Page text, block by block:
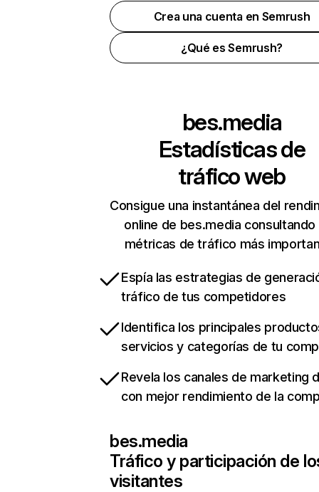
Crea una cuenta en Semrush
¿Qué es Semrush?
bes.media
Estadísticas de
tráfico web
Consigue una instantánea del
online de bes.media consultando
métricas de tráfico más
Espía las estrategias de
tráfico de tus competidores
Identifica los principales
servicios y categorías de tu
Revela los canales de marketing
con mejor rendimiento de la
bes.media
Tráfico y participación de
visitantes